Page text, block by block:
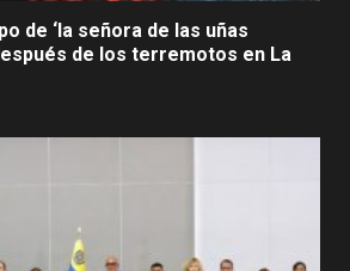
de ‘la señora de las uñas
de los terremotos en La